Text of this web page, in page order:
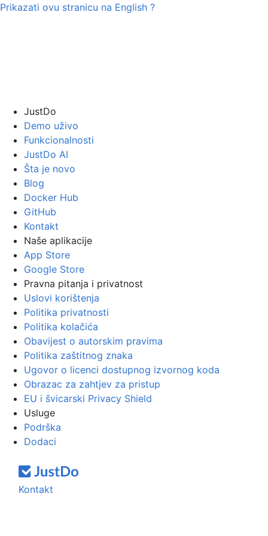
Prikazati ovu stranicu na English ?
JustDo
Demo uživo
Funkcionalnosti
JustDo AI
Šta je novo
Blog
Docker Hub
GitHub
Kontakt
Naše aplikacije
App Store
Google Store
Pravna pitanja i privatnost
Uslovi korištenja
Politika privatnosti
Politika kolačića
Obavijest o autorskim pravima
Politika zaštitnog znaka
Ugovor o licenci dostupnog izvornog koda
Obrazac za zahtjev za pristup
EU i švicarski Privacy Shield
Usluge
Podrška
Dodaci
Kontakt